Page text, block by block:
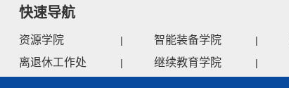
快速导航
资源学院 | 智能装备学院 |
离退休工作处
| 继续教育学院 |